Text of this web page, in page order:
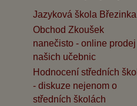
Jazyková škola Březinka
Obchod Zkoušek
nanečisto - online prodej
našich učebnic
Hodnocení středních škol
- diskuze nejenom o
středních školách